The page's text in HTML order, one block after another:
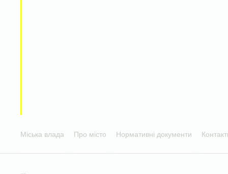
Міська влада Про місто Нормативні документи